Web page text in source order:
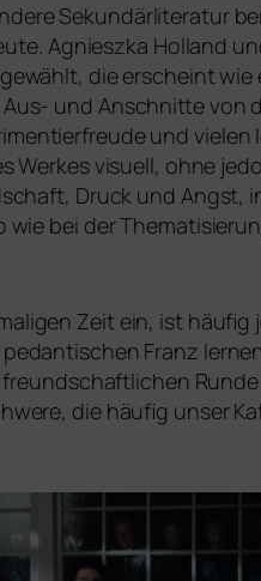
Sekundärliteratur
Agnieszka Holland
die erscheint wie
und Anschnitte von
und vie­len
Werkes visu­ell, ohne
Druck und Angst,
bei der
Zeit ein, ist häu­fig
Franz
die häu­fig unser